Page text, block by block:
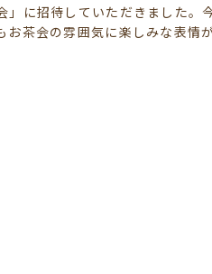
に招待していただきました。
茶会の雰囲気に楽しみな表情